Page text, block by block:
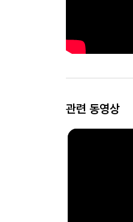
관련 동영상